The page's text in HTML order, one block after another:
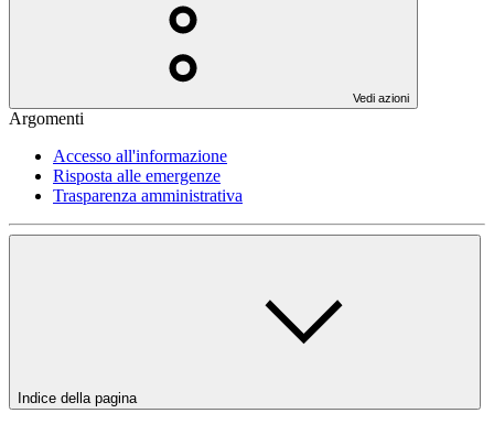
Vedi azioni
Argomenti
Accesso all'informazione
Risposta alle emergenze
Trasparenza amministrativa
Indice della pagina